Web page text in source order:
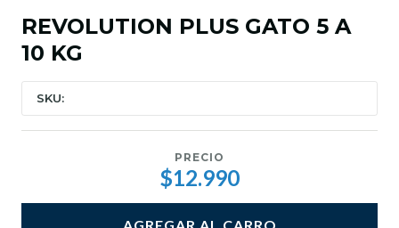
REVOLUTION PLUS GATO 5 A
10 KG
SKU:
PRECIO
$12.990